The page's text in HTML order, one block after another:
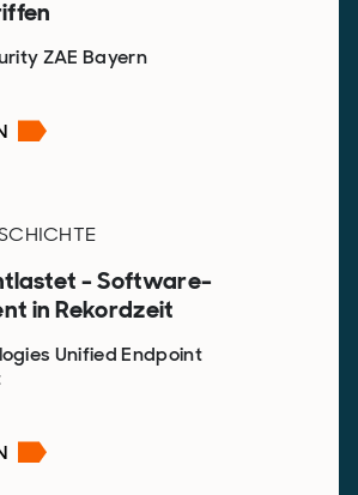
ZAE Bayern
- Software-
in Rekordzeit
Unified Endpoint